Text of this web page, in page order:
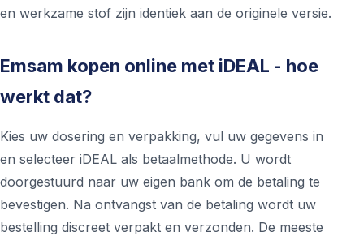
en werkzame stof zijn identiek aan de originele versie.
Emsam kopen online met iDEAL - hoe
werkt dat?
Kies uw dosering en verpakking, vul uw gegevens in
en selecteer iDEAL als betaalmethode. U wordt
doorgestuurd naar uw eigen bank om de betaling te
bevestigen. Na ontvangst van de betaling wordt uw
bestelling discreet verpakt en verzonden. De meeste